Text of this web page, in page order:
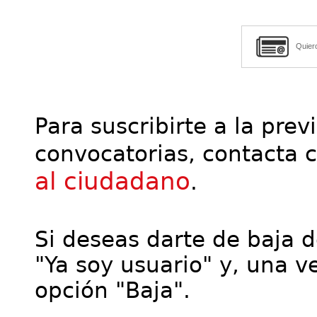
Para suscribirte a la
convocatorias, contacta
al ciudadano.
Si deseas darte de baja
"Ya soy usuario" y, una
opción "Baja".